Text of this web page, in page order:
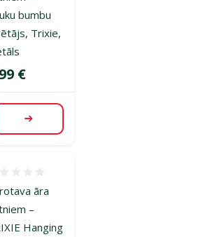
bumbu
Trixie,
€
Apskatīt
āra
–
Hanging